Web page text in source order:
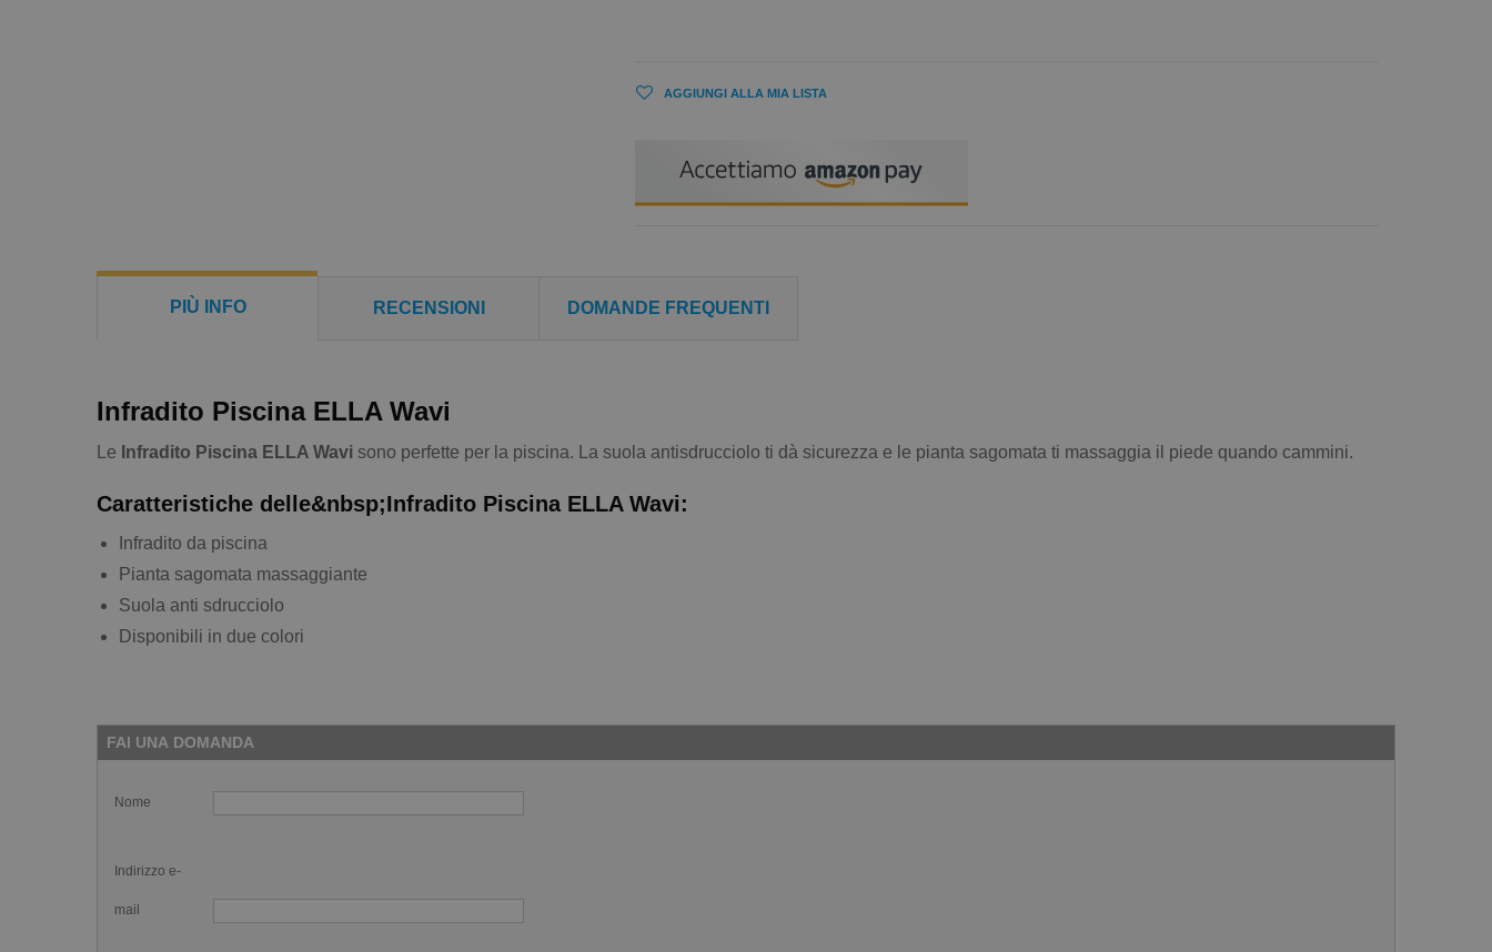
AGGIUNGI ALLA MIA LISTA
PIÙ INFO RECENSIONI DOMANDE FREQUENTI
Infradito Piscina ELLA Wavi
Le Infradito Piscina ELLA Wavi sono perfette per la piscina. La suola antisdrucciolo ti dà sicurezza e le pianta sagomata ti massaggia il piede quando cammini.
Caratteristiche delle&nbsp;Infradito Piscina ELLA Wavi:
Infradito da piscina
Pianta sagomata massaggiante
Suola anti sdrucciolo
Disponibili in due colori
FAI UNA DOMANDA
Nome
Indirizzo e-
mail